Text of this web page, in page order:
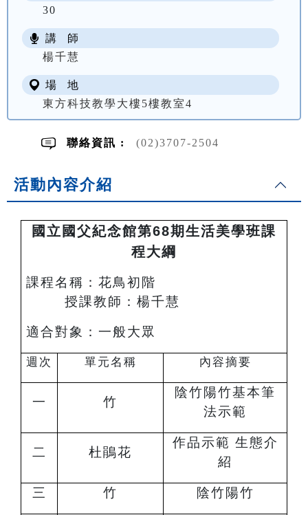
30
講 師
楊千慧
場 地
東方科技教學大樓5樓教室4
聯絡資訊 : (02)3707-2504
活動內容介紹
國立國父紀念館第68期生活美學班課
程大綱
課程名稱：花鳥初階
授課教師：楊千慧
適合對象：一般大眾
週次 單元名稱 內容摘要
一 竹
陰竹陽竹基本筆
法示範
二 杜鵑花
作品示範 生態介
紹
三 竹 陰竹陽竹